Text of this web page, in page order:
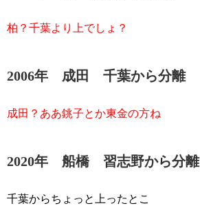
柏？千葉より上でしょ？
2006年 成田 千葉から分離
成田？ああ銚子とか東金の方ね
2020年 船橋 習志野から分離
千葉からちょっと上ったとこ